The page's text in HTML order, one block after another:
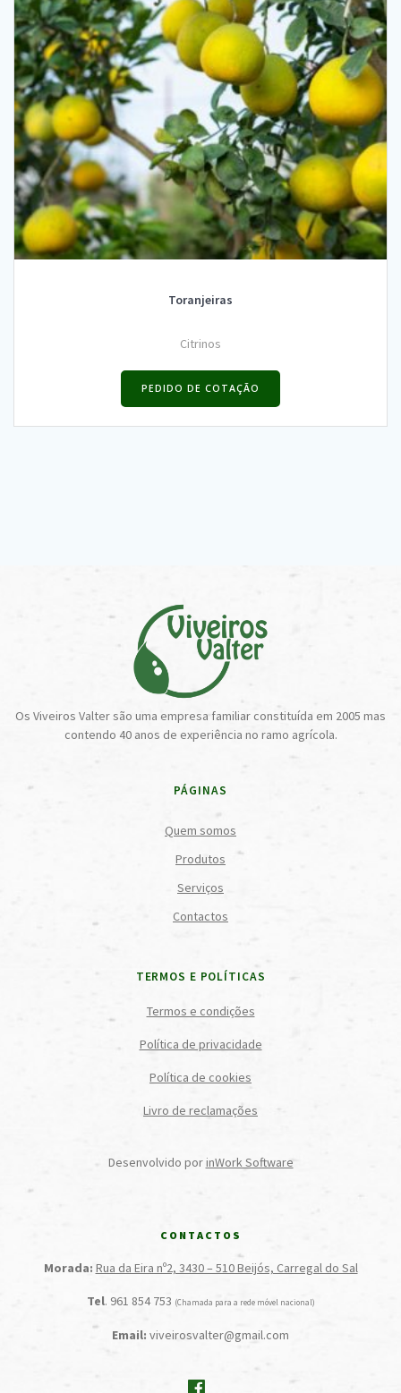
Toranjeiras
Citrinos
PEDIDO DE COTAÇÃO
Os Viveiros Valter são uma empresa familiar constituída em 2005 mas
contendo 40 anos de experiência no ramo agrícola.
PÁGINAS
Quem somos
Produtos
Serviços
Contactos
TERMOS E POLÍTICAS
Termos e condições
Política de privacidade
Política de cookies
Livro de reclamações
Desenvolvido porinWork Software
CONTACTOS
Morada: Rua da Eira nº2, 3430 – 510 Beijós, Carregal do Sal
Tel. 961 854 753 (Chamada para a rede móvel nacional)
Email: viveirosvalter@gmail.com